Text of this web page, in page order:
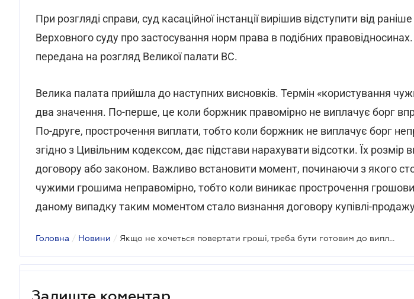
При розгляді справи, суд касаційної інстанції вирішив відступити від
Верховного суду про застосування норм права в подібних
передана на розгляд Великої палати ВС.
Велика палата прийшла до наступних висновків. Термін «користування
два значення. По-перше, це коли боржник правомірно не виплачує борг
По-друге, прострочення виплати, тобто коли боржник не виплачує борг
згідно з Цивільним кодексом, дає підстави нарахувати відсотки. Їх
договору або законом. Важливо встановити момент, починаючи з якого
чужими грошима неправомірно, тобто коли виникає прострочення
даному випадку таким моментом стало визнання договору купівлі-
Головна / Новини / Якщо не хочеться повертати гроші, треба бути готовим до виплати відсотків
Залиште коментар